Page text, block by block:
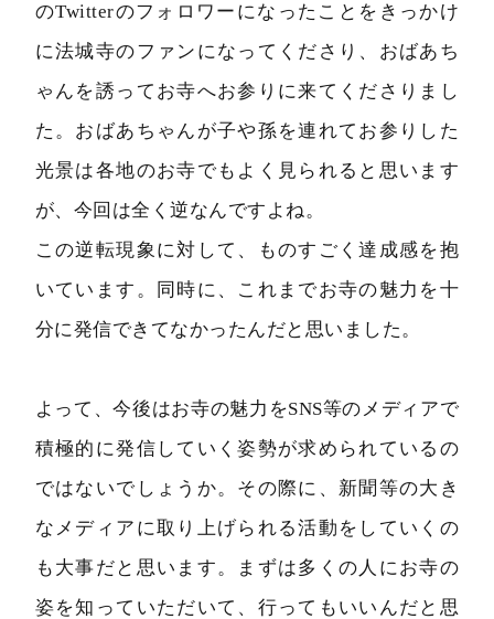
のTwitterのフォロワーになったことをきっかけ
に法城寺のファンになってくださり、おばあち
ゃんを誘ってお寺へお参りに来てくださりまし
た。おばあちゃんが子や孫を連れてお参りした
光景は各地のお寺でもよく見られると思います
が、今回は全く逆なんですよね。
この逆転現象に対して、ものすごく達成感を抱
いています。同時に、これまでお寺の魅力を十
分に発信できてなかったんだと思いました。
よって、今後はお寺の魅力をSNS等のメディアで
積極的に発信していく姿勢が求められているの
ではないでしょうか。その際に、新聞等の大き
なメディアに取り上げられる活動をしていくの
も大事だと思います。まずは多くの人にお寺の
姿を知っていただいて、行ってもいいんだと思